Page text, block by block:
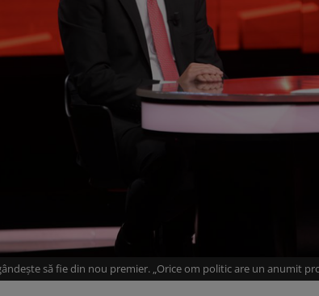
să fie din nou premier. „Orice om politic are un anumit